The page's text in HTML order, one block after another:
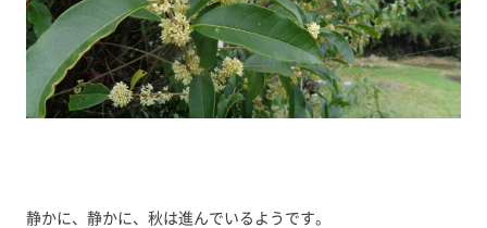
静かに、静かに、秋は進んでいるようです。